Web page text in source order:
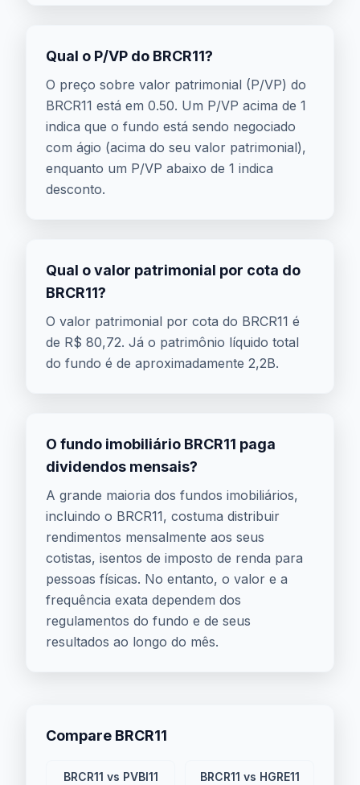
Qual o P/VP do BRCR11?
O preço sobre valor patrimonial (P/VP) do
BRCR11 está em 0.50. Um P/VP acima de 1
indica que o fundo está sendo negociado
com ágio (acima do seu valor patrimonial),
enquanto um P/VP abaixo de 1 indica
desconto.
Qual o valor patrimonial por cota do
BRCR11?
O valor patrimonial por cota do BRCR11 é
de R$ 80,72. Já o patrimônio líquido total
do fundo é de aproximadamente 2,2B.
O fundo imobiliário BRCR11 paga
dividendos mensais?
A grande maioria dos fundos imobiliários,
incluindo o BRCR11, costuma distribuir
rendimentos mensalmente aos seus
cotistas, isentos de imposto de renda para
pessoas físicas. No entanto, o valor e a
frequência exata dependem dos
regulamentos do fundo e de seus
resultados ao longo do mês.
Compare BRCR11
BRCR11 vs PVBI11 BRCR11 vs HGRE11